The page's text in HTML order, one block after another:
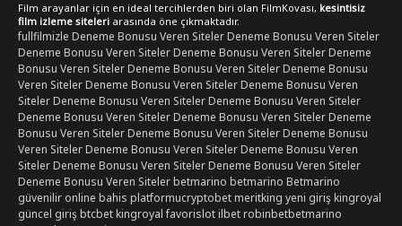
Film arayanlar için en ideal tercihlerden biri olan FilmKovası, kesintisiz
film izleme siteleri arasında öne çıkmaktadır.
fullfilmizle Deneme Bonusu Veren SitelerDeneme Bonusu Veren Siteler
Deneme Bonusu Veren SitelerDeneme Bonusu Veren SitelerDeneme
Bonusu Veren SitelerDeneme Bonusu Veren SitelerDeneme Bonusu
Veren SitelerDeneme Bonusu Veren SitelerDeneme Bonusu Veren
SitelerDeneme Bonusu Veren SitelerDeneme Bonusu Veren Siteler
Deneme Bonusu Veren SitelerDeneme Bonusu Veren SitelerDeneme
Bonusu Veren SitelerDeneme Bonusu Veren SitelerDeneme Bonusu
Veren SitelerDeneme Bonusu Veren SitelerDeneme Bonusu Veren
SitelerDeneme Bonusu Veren SitelerDeneme Bonusu Veren Siteler
Deneme Bonusu Veren Sitelerbetmarino betmarino Betmarino
güvenilir online bahis platformucryptobetmeritking yeni girişkingroyal
güncel girişbtcbetkingroyal favorislotilbetrobinbetbetmarino